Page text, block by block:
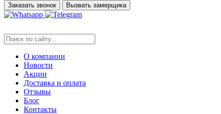
Заказать звонок Вызвать замерщика
О компании
Новости
Акции
Доставка и оплата
Отзывы
Блог
Контакты